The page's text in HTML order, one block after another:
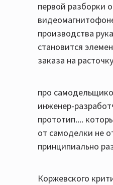
первой разборки
производства
становится
заказа на
про
инженер-
прототип....
от самоделки не
принципиально
Коржевского